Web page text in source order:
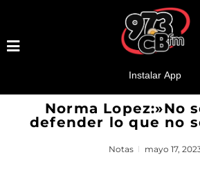
Norma Lopez:»No
defender lo que no
Notas mayo 17,